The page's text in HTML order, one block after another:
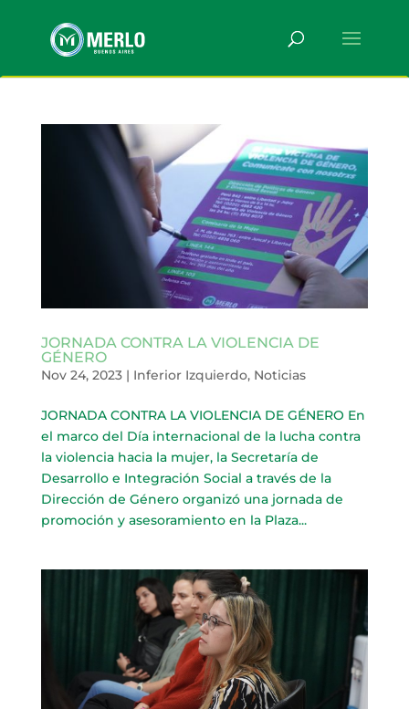
JORNADA CONTRA LA VIOLENCIA DE
GÉNERO
Nov 24, 2023| Inferior Izquierdo, Noticias
JORNADA CONTRA LA VIOLENCIA DE GÉNERO En
el marco del Día internacional de la lucha contra
la violencia hacia la mujer, la Secretaría de
Desarrollo e Integración Social a través de la
Dirección de Género organizó una jornada de
promoción y asesoramiento en la Plaza...